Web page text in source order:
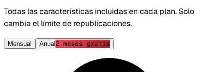
Todas las características incluidas en cada plan. Solo
cambia el límite de republicaciones.
Mensual Anual2 meses gratis